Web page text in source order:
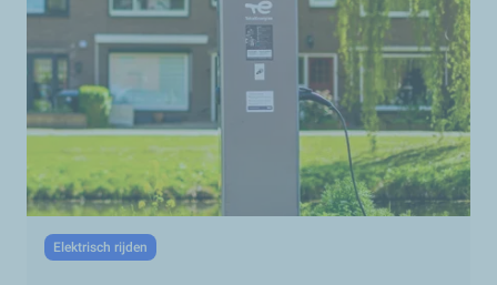
Elektrisch rijden